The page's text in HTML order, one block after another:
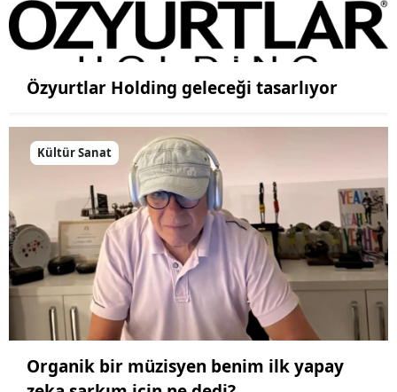
Özyurtlar Holding geleceği tasarlıyor
Kültür Sanat
Organik bir müzisyen benim ilk yapay